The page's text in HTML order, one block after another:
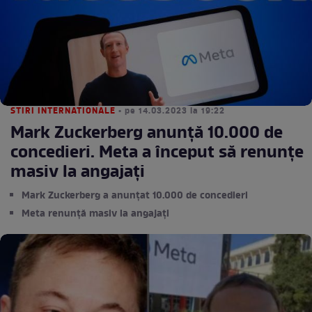
STIRI INTERNATIONALE • pe 14.03.2023 la 19:22
Mark Zuckerberg anunţă 10.000 de
concedieri. Meta a început să renunțe
masiv la angajați
Mark Zuckerberg a anunțat 10.000 de concedieri
Meta renunță masiv la angajați